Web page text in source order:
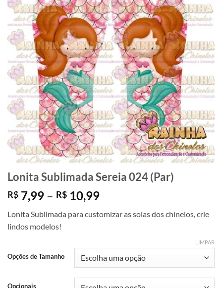
Lonita Sublimada Sereia 024 (Par)
R$ 7,99 – R$ 10,99Faixa
preço:
R$ 10,99
Lonita Sublimada para customizar as solas dos chinelos, crie
lindos modelos!
Opções de Tamanho
Opcionais
LIMPAR